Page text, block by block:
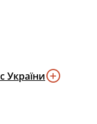
України